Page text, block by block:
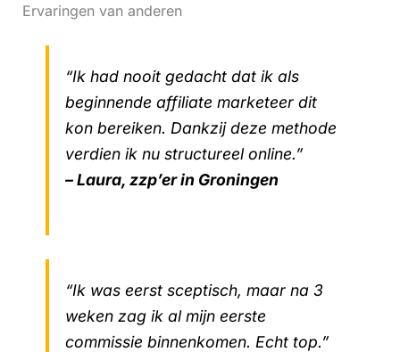
Ervaringen van anderen
“Ik had nooit gedacht dat ik als
beginnende affiliate marketeer dit
kon bereiken. Dankzij deze methode
verdien ik nu structureel online.”
– Laura, zzp’er in Groningen
“Ik was eerst sceptisch, maar na 3
weken zag ik al mijn eerste
commissie binnenkomen. Echt top.”